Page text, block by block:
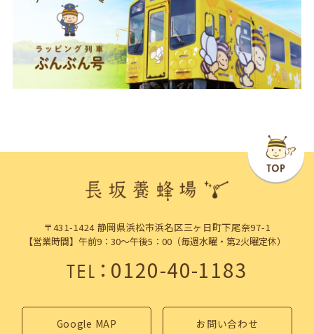
〒431-1424 静岡県浜松市浜名区三ヶ日町下尾奈97-1
【営業時間】午前9：30～午後5：00（毎週水曜・第2火曜定休）
TEL：0120-40-1183
Google MAP お問い合わせ